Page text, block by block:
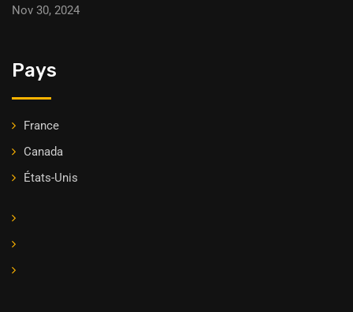
Nov 30, 2024
Pays
France
Canada
États-Unis